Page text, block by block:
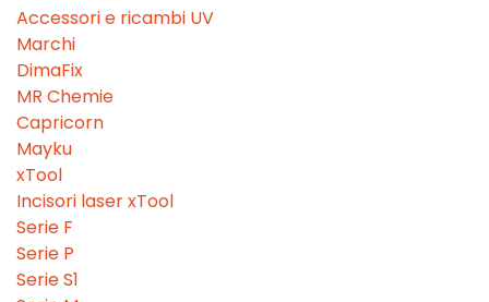
Accessori e ricambi UV
Marchi
DimaFix
MR Chemie
Capricorn
Mayku
xTool
Incisori laser xTool
Serie F
Serie P
Serie S1